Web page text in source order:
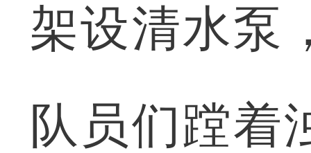
架设清水泵
队员们蹚着